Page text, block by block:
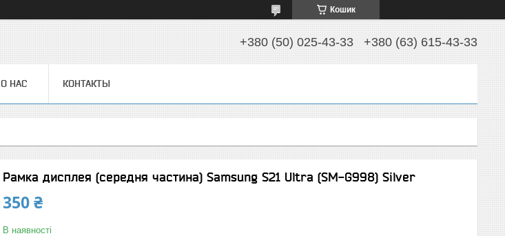
Кошик
+380 (50) 025-43-33 +380 (63) 615-43-33
О НАС КОНТАКТЫ
Рамка дисплея (середня частина) Samsung S21 Ultra (SM-G998) Silver
350 ₴
В наявності